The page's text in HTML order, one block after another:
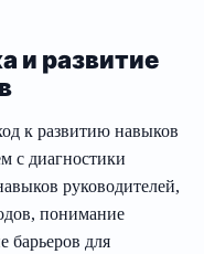
и развитие
к развитию навыков
с диагностики
руководителей,
понимание
барьеров для